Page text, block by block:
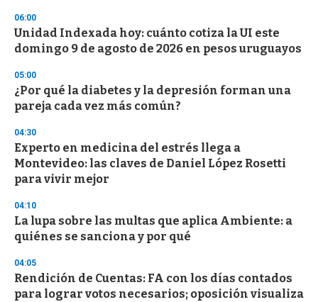
d
s
06:00
Unidad Indexada hoy: cuánto cotiza la UI este
domingo 9 de agosto de 2026 en pesos uruguayos
05:00
¿Por qué la diabetes y la depresión forman una
pareja cada vez más común?
04:30
Experto en medicina del estrés llega a
Montevideo: las claves de Daniel López Rosetti
para vivir mejor
04:10
La lupa sobre las multas que aplica Ambiente: a
quiénes se sanciona y por qué
04:05
Rendición de Cuentas: FA con los días contados
para lograr votos necesarios; oposición visualiza